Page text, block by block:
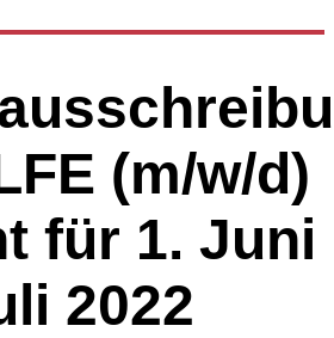
(m/w/d)
für 1. Juni
2022